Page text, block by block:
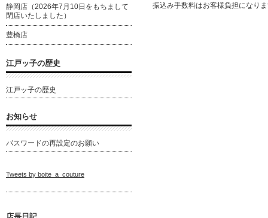
振込み手数料はお客様負担になり
静岡店（2026年7月10日をもちまして
閉店いたしました）
豊橋店
江戸ッ子の歴史
江戸ッ子の歴史
お知らせ
パスワードの再設定のお願い
Tweets by boite_a_couture